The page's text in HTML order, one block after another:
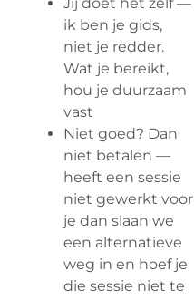
ik ben je gids,
niet je redder.
Wat je bereikt,
hou je duurzaam
vast
Niet goed? Dan
niet betalen —
heeft een sessie
niet gewerkt voor
je dan slaan we
een alternatieve
weg in en hoef je
die sessie niet te